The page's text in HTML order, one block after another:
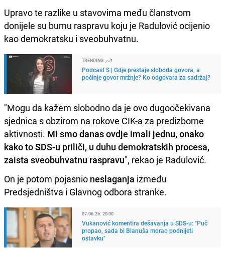
Upravo te razlike u stavovima među članstvom
donijele su burnu raspravu koju je Radulović ocijenio
kao demokratsku i sveobuhvatnu.
TRENDING
Podcast S | Gdje prestaje sloboda govora, a
počinje govor mržnje? Ko odgovara za sadržaj?
"Mogu da kažem slobodno da je ovo dugoočekivana
sjednica s obzirom na rokove CIK-a za predizborne
aktivnosti. Mi smo danas ovdje imali jednu, onako
kako to SDS-u priliči, u duhu demokratskih procesa,
zaista sveobuhvatnu raspravu", rekao je Radulović.
On je potom pojasnio neslaganja između
Predsjedništva i Glavnog odbora stranke.
07.06.26. 20:00
Vukanović komentira dešavanja u SDS-u: "Puč
propao, sada bi Blanuša morao podnijeti
ostavku"